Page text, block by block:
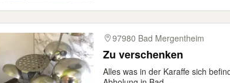
97980 Bad Mergentheim
Zu verschenken
Alles was in der Karaffe sich